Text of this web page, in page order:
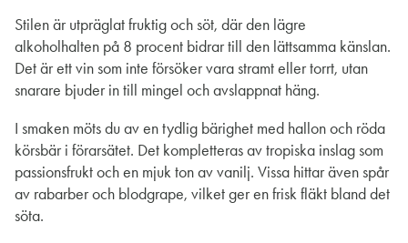
Stilen är utpräglat fruktig och söt, där den lägre
alkoholhalten på 8 procent bidrar till den lättsamma känslan.
Det är ett vin som inte försöker vara stramt eller torrt, utan
snarare bjuder in till mingel och avslappnat häng.
I smaken möts du av en tydlig bärighet med hallon och röda
körsbär i förarsätet. Det kompletteras av tropiska inslag som
passionsfrukt och en mjuk ton av vanilj. Vissa hittar även spår
av rabarber och blodgrape, vilket ger en frisk fläkt bland det
söta.